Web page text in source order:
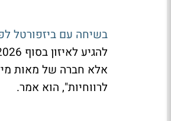
בשיחה עם ביזפורטל
לרווחיות", הוא אמר.